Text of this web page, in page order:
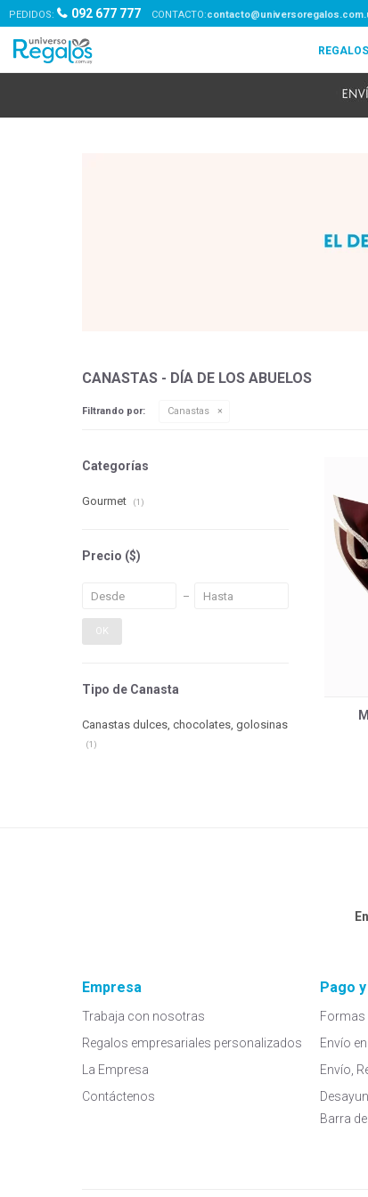
PEDIDOS: 092 677 777
CANASTAS - DÍA DE LOS ABUELOS
Filtrando por: Canastas
Categorías
Gourmet (1)
Precio ($)
OK
Tipo de Canasta
Canastas dulces, chocolates, golosinas
(1)
Empresa
Trabaja con nosotras
Regalos empresariales personalizados
La Empresa
Contáctenos
Pago
Formas
Envío
Envío,
Barra